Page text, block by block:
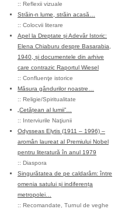
:: Reflexii vizuale
Străin-n lume, străin acasă…
:: Colocvii literare
Apel la Dreptate și Adevăr Istoric:
Elena Chiaburu despre Basarabia,
1940, și documentele din arhive
care contrazic Raportul Wiesel
:: Confluenţe istorice
Măsura gândurilor noastre…
:: Religie/Spiritualitate
„Cetățean al lumii”…
:: Interviurile Naţiunii
Odysseas Elytis (1911 – 1996) –
aromân laureat al Premiului Nobel
pentru literatură în anul 1979
:: Diaspora
Singurătatea de pe caldarâm: între
omenia satului și indiferența
metropolei…
:: Recomandate Turnul de veghe